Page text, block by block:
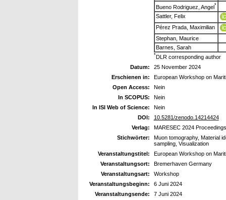
Bueno Rodriguez, Angel*
Sattler, Felix
Pérez Prada, Maximilian
Stephan, Maurice
Barnes, Sarah
*DLR corresponding author
Datum:
25 November 2024
Erschienen in:
European Workshop on
Open Access:
Nein
In SCOPUS:
Nein
In ISI Web of Science:
Nein
DOI:
10.5281/zenodo.14214424
Verlag:
MARESEC 2024 Proceedings
Stichwörter:
Muon tomography, Material
sampling, Visualization
Veranstaltungstitel:
European Workshop on
Veranstaltungsort:
Bremerhaven Germany
Veranstaltungsart:
Workshop
Veranstaltungsbeginn:
6 Juni 2024
Veranstaltungsende:
7 Juni 2024